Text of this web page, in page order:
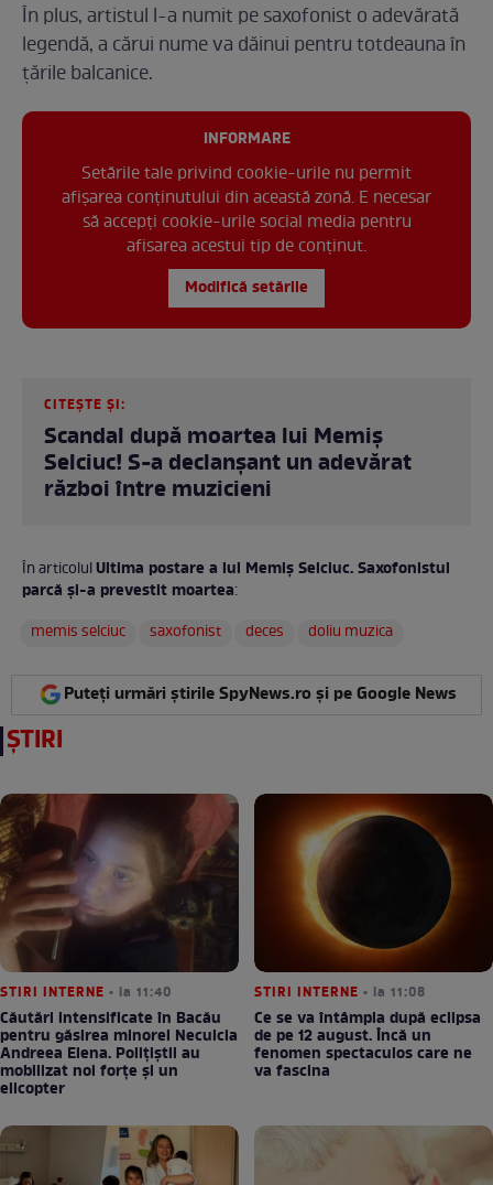
În plus, artistul l-a numit pe saxofonist o adevărată
legendă, a cărui nume va dăinui pentru totdeauna în
țările balcanice.
INFORMARE
Setările tale privind cookie-urile nu permit
afișarea conținutului din această zonă. E necesar
să accepți cookie-urile social media pentru
afisarea acestui tip de conținut.
Modifică setările
CITEȘTE ȘI:
Scandal după moartea lui Memiș
Selciuc! S-a declanșant un adevărat
război între muzicieni
În articolulUltima postare a lui Memiș Selciuc. Saxofonistul
parcă și-a prevestit moartea:
memis selciuc
saxofonist deces doliu muzica
Puteți urmări știrile SpyNews.ro și pe Google News
ȘTIRI
STIRI INTERNE • la 11:40
Căutări intensificate în Bacău
pentru găsirea minorei Neculcia
Andreea Elena. Polițiștii au
mobilizat noi forțe și un
elicopter
STIRI INTERNE • la 11:08
Ce se va întâmpla după eclipsa
de pe 12 august. Încă un
fenomen spectaculos care ne
va fascina